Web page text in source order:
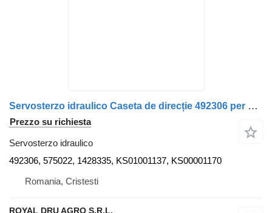
Servosterzo idraulico Caseta de direcție 492306 per camion Scania – Piese auto second-hand
Prezzo su richiesta
Servosterzo idraulico
492306, 575022, 1428335, KS01001137, KS00001170
Romania, Cristesti
ROYAL DRU AGRO S.R.L.